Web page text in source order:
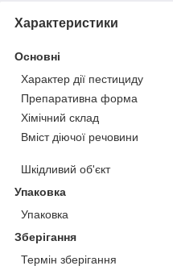
Характеристики
Основні
Характер дії пестициду
Препаративна форма
Хімічний склад
Вміст діючої речовини
Шкідливий об'єкт
Упаковка
Упаковка
Зберігання
Термін зберігання